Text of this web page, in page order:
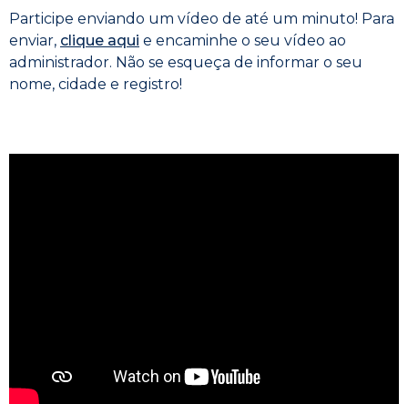
Participe enviando um vídeo de até um minuto! Para
enviar, clique aqui e encaminhe o seu vídeo ao
administrador. Não se esqueça de informar o seu
nome, cidade e registro!